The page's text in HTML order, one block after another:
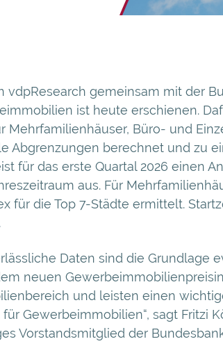
vdpResearch gemeinsam mit der
ist heute erschienen.
Mehrfamilienhäuser, Büro- und
Abgrenzungen berechnet und zu
für das erste Quartal 2026 einen
aus. Für
für die Top 7-Städte ermittelt.
Daten sind die Grundlage
neuen
und leisten einen
Gewerbeimmobilien“, sagt Fritzi
Vorstandsmitglied der